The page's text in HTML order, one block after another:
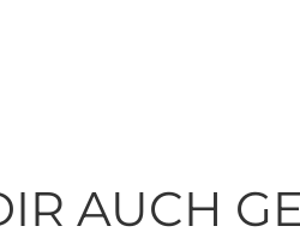
AUCH